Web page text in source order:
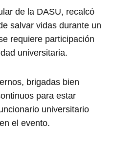
de la DASU, recalcó
salvar vidas durante un
requiere participación
universitaria.
brigadas bien
para estar
universitario
el evento.